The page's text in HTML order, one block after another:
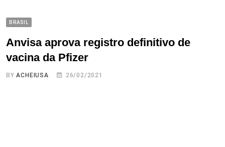
BRASIL
Anvisa aprova registro definitivo de
vacina da Pfizer
BYACHEIUSA 26/02/2021